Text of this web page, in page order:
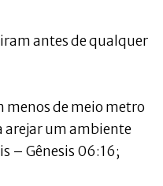
antes de qualquer
menos de meio metro
arejar um ambiente
– Gênesis 06:16;